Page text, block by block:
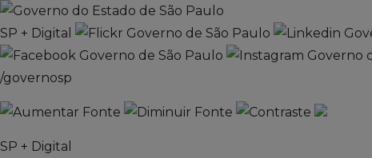
SP + Digital
/governosp
SP + Digital